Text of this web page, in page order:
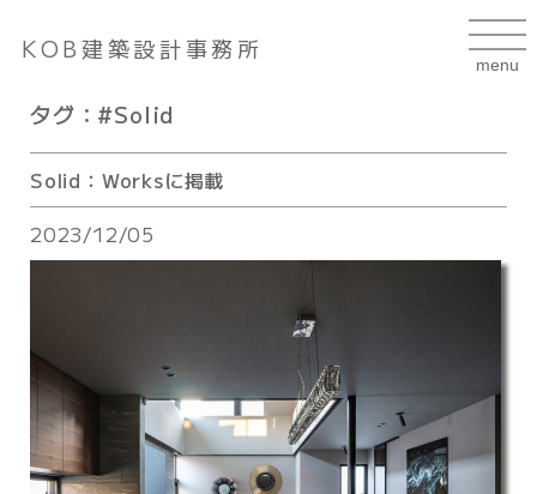
KOB建築設計事務所
タグ：#Solid
Solid：Worksに掲載
2023/12/05